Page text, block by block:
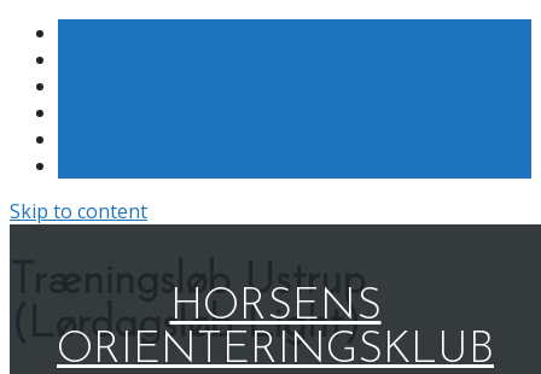
Skip to content
HORSENS
ORIENTERINGSKLUB
Træningsløb Ustrup
(Lørdagsløb Light)